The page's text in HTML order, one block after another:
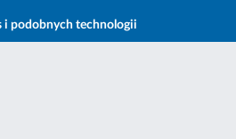
i podobnych technologii